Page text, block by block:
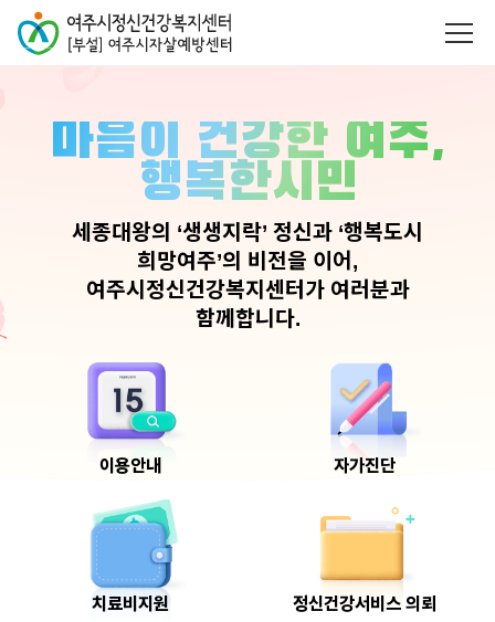
마음이 건강한 여주,
행복한시민
세종대왕의 ‘생생지락’ 정신과 ‘행복도시
희망여주’의 비전을 이어,
여주시정신건강복지센터가 여러분과
함께합니다.
이용안내 자가진단
치료비지원 정신건강서비스 의뢰